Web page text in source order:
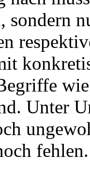
sondern
Unter
fehlen.